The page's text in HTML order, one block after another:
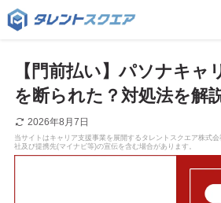
【門前払い】パソナキャ
を断られた？対処法を解
2026年8月7日